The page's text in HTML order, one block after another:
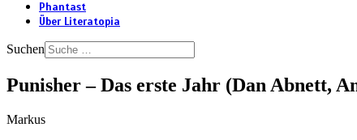
Phantast
Über Literatopia
Suchen
Punisher – Das erste Jahr (Dan Abnett,
Markus